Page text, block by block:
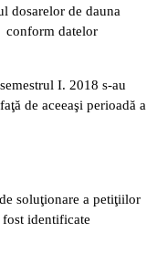
dosarelor de dauna
conform datelor
I. 2018 s-au
de aceeaşi perioadă a
soluţionare a petiţiilor
identificate